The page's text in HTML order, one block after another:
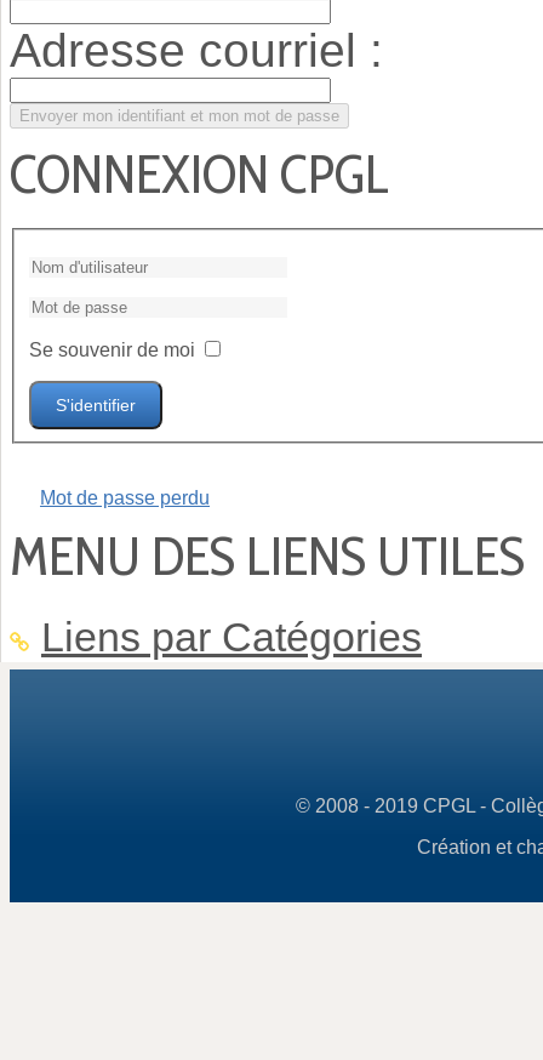
Adresse courriel :
CONNEXION CPGL
Se souvenir de moi
S'identifier
Mot de passe perdu
MENU DES LIENS UTILES
Liens par Catégories
© 2008 - 2019 CPGL -
Création et